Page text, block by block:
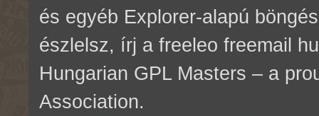
és egyéb Explorer-alapú
észlelsz, írj a freeleo freemail
Hungarian GPL Masters – a
Association.